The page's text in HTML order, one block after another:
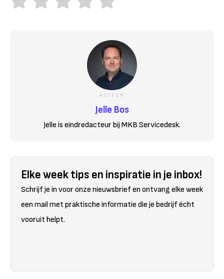
AUTEUR
Jelle Bos
Jelle is eindredacteur bij MKB Servicedesk.
Elke week tips en inspiratie in je inbox!
Schrijf je in voor onze nieuwsbrief en ontvang elke week
een mail met praktische informatie die je bedrijf écht
vooruit helpt.